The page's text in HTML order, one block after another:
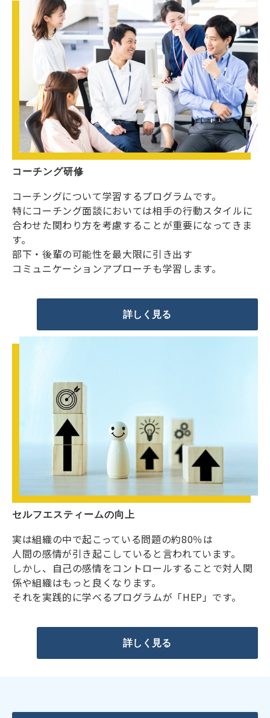
コーチング研修
コーチングについて学習するプログラムです。
特にコーチング面談においては相手の行動スタイルに
合わせた関わり方を考慮することが重要になってきま
す。
部下・後輩の可能性を最大限に引き出す
コミュニケーションアプローチも学習します。
詳しく見る
セルフエスティームの向上
実は組織の中で起こっている問題の約80％は
人間の感情が引き起こしていると言われています。
しかし、自己の感情をコントロールすることで対人関
係や組織はもっと良くなります。
それを実践的に学べるプログラムが「HEP」です。
詳しく見る